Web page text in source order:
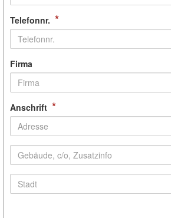
Telefonnr. *
Firma
Anschrift *